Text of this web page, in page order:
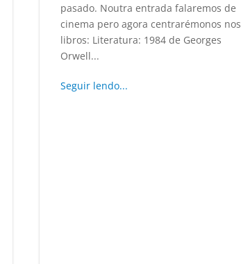
pasado. Noutra entrada falaremos de
cinema pero agora centrarémonos nos
libros: Literatura: 1984 de Georges
Orwell...
Seguir lendo...